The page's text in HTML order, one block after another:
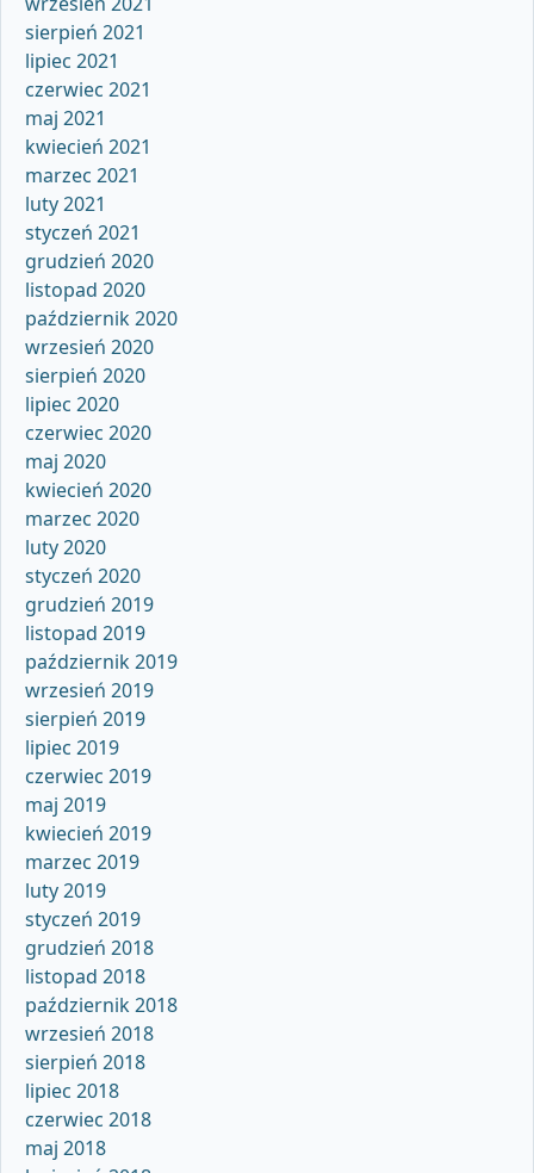
sierpień 2021
lipiec 2021
czerwiec 2021
maj 2021
kwiecień 2021
marzec 2021
luty 2021
styczeń 2021
grudzień 2020
listopad 2020
październik 2020
wrzesień 2020
sierpień 2020
lipiec 2020
czerwiec 2020
maj 2020
kwiecień 2020
marzec 2020
luty 2020
styczeń 2020
grudzień 2019
listopad 2019
październik 2019
wrzesień 2019
sierpień 2019
lipiec 2019
czerwiec 2019
maj 2019
kwiecień 2019
marzec 2019
luty 2019
styczeń 2019
grudzień 2018
listopad 2018
październik 2018
wrzesień 2018
sierpień 2018
lipiec 2018
czerwiec 2018
maj 2018